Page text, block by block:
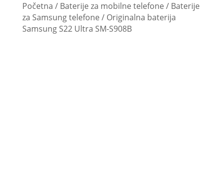
Početna / Baterije za mobilne telefone / Baterije
za Samsung telefone / Originalna baterija
Samsung S22 Ultra SM-S908B